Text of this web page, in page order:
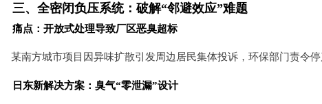
三、全密闭负压系统：破解“邻避效应”难题
痛点：开放式处理导致厂区恶臭超标
某南方城市项目因异味扩散引发周边居民集体投诉，环保部门责令
日东新解决方案：臭气“零泄漏”设计